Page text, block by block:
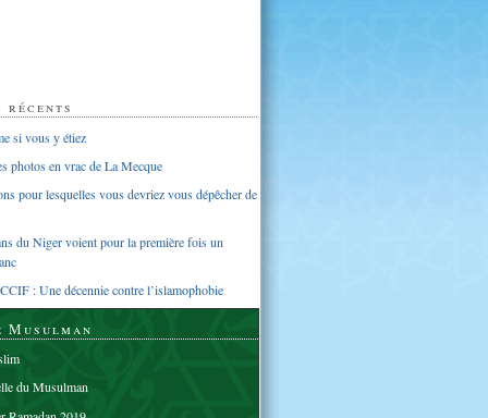
si vous y étiez
photos en vrac de La Mecque
pour lesquelles vous devriez vous dépêcher de
du Niger voient pour la première fois un
: Une décennie contre l’islamophobie
Musulman
du Musulman